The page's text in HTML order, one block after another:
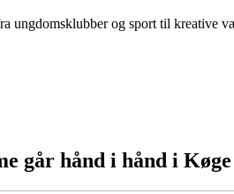
og sport til kreative
går hånd i hånd i Køge